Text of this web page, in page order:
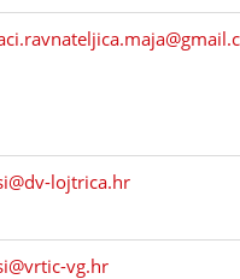
lojtrica.hr
vg.hr